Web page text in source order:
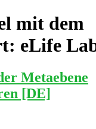
mit dem
eLife
Metaebene
[DE]